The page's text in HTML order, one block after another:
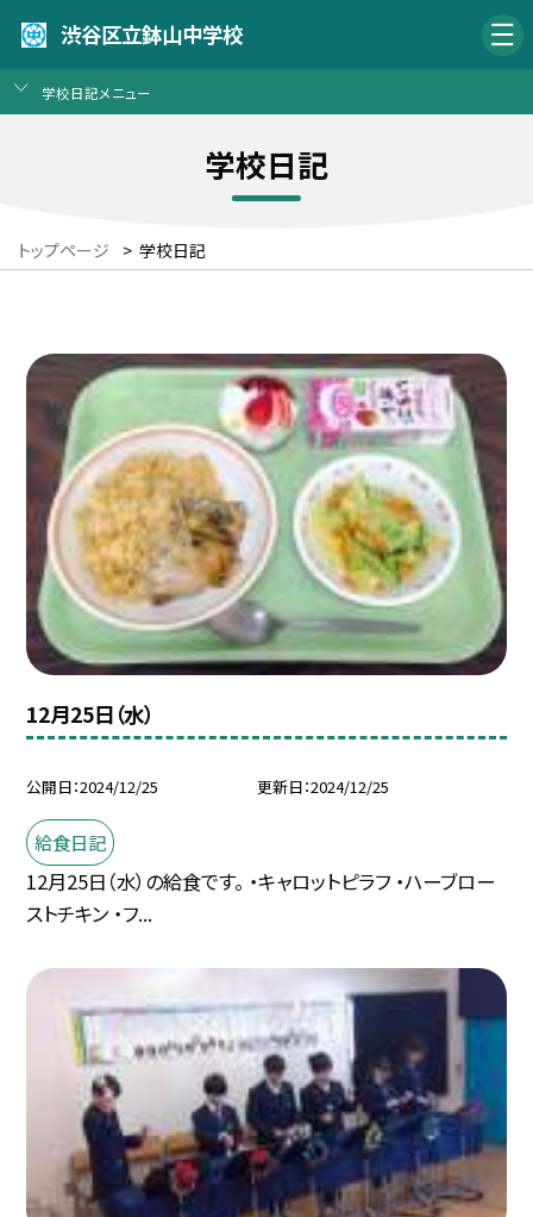
渋谷区立鉢山中学校
学校日記メニュー
学校日記
トップページ > 学校日記
12月25日（水）
公開日 2024/12/25 更新日 2024/12/25
給食日記
12月25日（水）の給食です。 ・キャロットピラフ ・ハーブロー
ストチキン ・フ...